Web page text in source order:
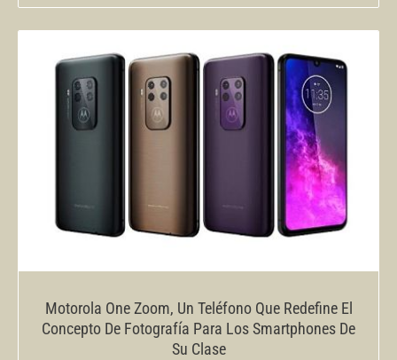
Motorola One Zoom, Un Teléfono Que Redefine El
Concepto De Fotografía Para Los Smartphones De
Su Clase